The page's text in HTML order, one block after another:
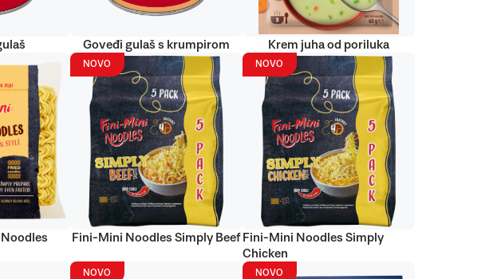
Goveđi gulaš s krumpirom Krem juha od poriluka
NOVO
Fini-Mini Noodles Simply Beef
NOVO
Fini-Mini Noodles Simply
Chicken
NOVO NOVO